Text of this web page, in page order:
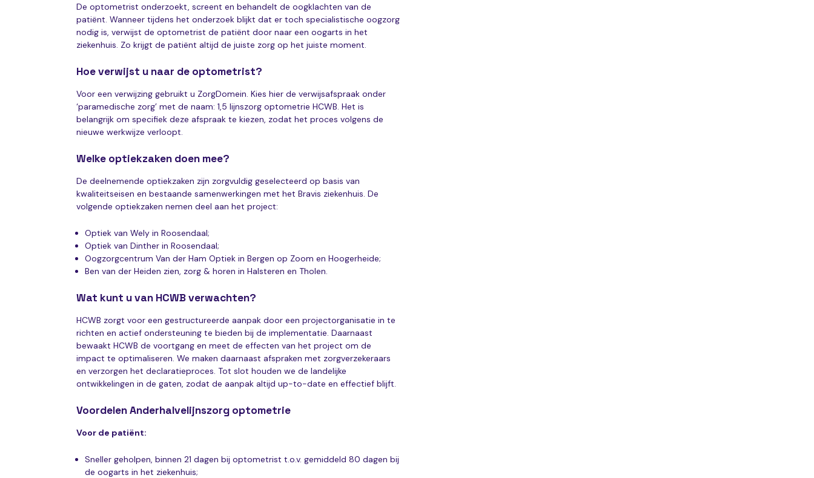
De optometrist onderzoekt, screent en behandelt de oogklachten van de
patiënt. Wanneer tijdens het onderzoek blijkt dat er toch specialistische oogzorg
nodig is, verwijst de optometrist de patiënt door naar een oogarts in het
ziekenhuis. Zo krijgt de patiënt altijd de juiste zorg op het juiste moment.
Hoe verwijst u naar de optometrist?
Voor een verwijzing gebruikt u ZorgDomein. Kies hier de verwijsafspraak onder
‘paramedische zorg’ met de naam: 1,5 lijnszorg optometrie HCWB. Het is
belangrijk om specifiek deze afspraak te kiezen, zodat het proces volgens de
nieuwe werkwijze verloopt.
Welke optiekzaken doen mee?
De deelnemende optiekzaken zijn zorgvuldig geselecteerd op basis van
kwaliteitseisen en bestaande samenwerkingen met het Bravis ziekenhuis. De
volgende optiekzaken nemen deel aan het project:
Optiek van Wely in Roosendaal;
Optiek van Dinther in Roosendaal;
Oogzorgcentrum Van der Ham Optiek in Bergen op Zoom en Hoogerheide;
Ben van der Heiden zien, zorg & horen in Halsteren en Tholen.
Wat kunt u van HCWB verwachten?
HCWB zorgt voor een gestructureerde aanpak door een projectorganisatie in te
richten en actief ondersteuning te bieden bij de implementatie. Daarnaast
bewaakt HCWB de voortgang en meet de effecten van het project om de
impact te optimaliseren. We maken daarnaast afspraken met zorgverzekeraars
en verzorgen het declaratieproces. Tot slot houden we de landelijke
ontwikkelingen in de gaten, zodat de aanpak altijd up-to-date en effectief blijft.
Voordelen Anderhalvelijnszorg optometrie
Voor de patiënt:
Sneller geholpen, binnen 21 dagen bij optometrist t.o.v. gemiddeld 80 dagen bij
de oogarts in het ziekenhuis;